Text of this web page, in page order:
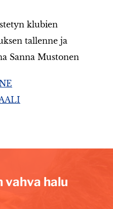
klubien
tallenne ja
Sanna Mustonen
vahva halu